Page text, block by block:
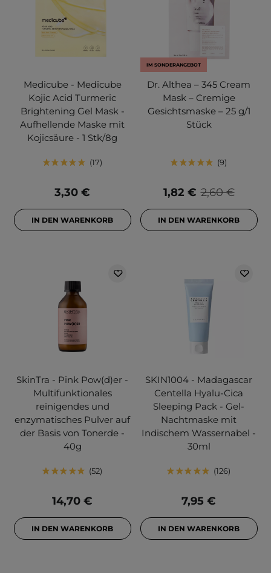
Medicube - Medicube
Kojic Acid Turmeric
Brightening Gel Mask -
Aufhellende Maske mit
Kojicsäure - 1 Stk/8g
17
3,30 €
IN DEN WARENKORB
IM SONDERANGEBOT
Dr. Althea – 345 Cream
Mask – Cremige
Gesichtsmaske – 25 g/1
Stück
9
2,60 €
1,82 €
IN DEN WARENKORB
SkinTra - Pink Pow(d)er -
Multifunktionales
reinigendes und
enzymatisches Pulver auf
der Basis von Tonerde -
40g
52
14,70 €
IN DEN WARENKORB
SKIN1004 - Madagascar
Centella Hyalu-Cica
Sleeping Pack - Gel-
Nachtmaske mit
Indischem Wassernabel -
30ml
126
7,95 €
IN DEN WARENKORB